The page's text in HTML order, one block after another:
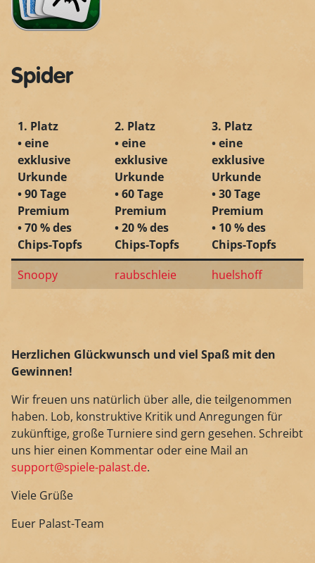
Spider
1. Platz
• eine
exklusive
Urkunde
• 90 Tage
Premium
• 70 % des
Chips-Topfs
2. Platz
• eine
exklusive
Urkunde
• 60 Tage
Premium
• 20 % des
Chips-Topfs
3. Platz
• eine
exklusive
Urkunde
• 30 Tage
Premium
• 10 % des
Chips-Topfs
Snoopy
raubschleie huelshoff
Herzlichen Glückwunsch und viel Spaß mit den
Gewinnen!
Wir freuen uns natürlich über alle, die teilgenommen
haben. Lob, konstruktive Kritik und Anregungen für
zukünftige, große Turniere sind gern gesehen. Schreibt
uns hier einen Kommentar oder eine Mail an
support@spiele-palast.de.
Viele Grüße
Euer Palast-Team